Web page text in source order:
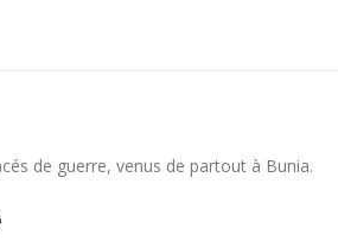
de guerre, venus de partout à Bunia.